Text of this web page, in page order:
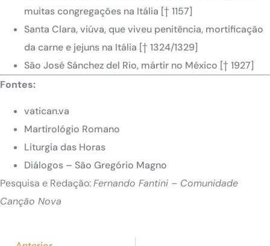
muitas congregações na Itália [† 1157]
Santa Clara, viúva, que viveu penitência, mortificação
da carne e jejuns na Itália [† 1324/1329]
São José Sánchez del Rio, mártir no México [† 1927]
Fontes:
vatican.va
Martirológio Romano
Liturgia das Horas
Diálogos – São Gregório Magno
Pesquisa e Redação:Fernando Fantini – Comunidade
Canção Nova